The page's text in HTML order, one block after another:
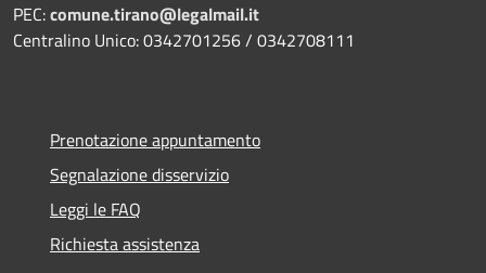
PEC:comune.tirano@legalmail.it
Centralino Unico: 0342701256 / 0342708111
Prenotazione appuntamento
Segnalazione disservizio
Leggi le FAQ
Richiesta assistenza